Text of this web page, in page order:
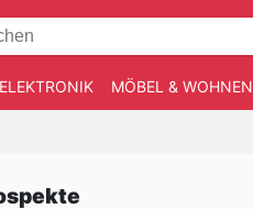
ELEKTRONIK MÖBEL & WOHNEN